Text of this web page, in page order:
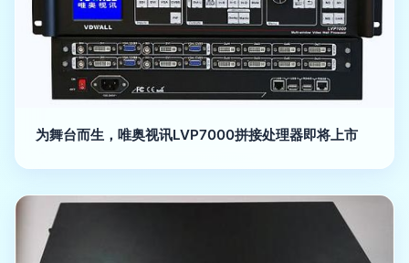
为舞台而生，唯奥视讯LVP7000拼接处理器即将上市